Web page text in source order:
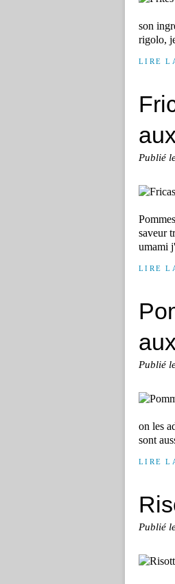
son
rigolo,
LIRE
Publié
saveur
umami
LIRE
Publié
on les
sont
LIRE
Publié